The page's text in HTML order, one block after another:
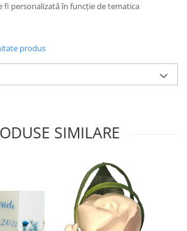
fi personalizată în funcție de tematica
produs
SIMILARE